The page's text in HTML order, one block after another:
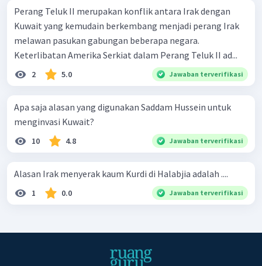
Perang Teluk II merupakan konflik antara Irak dengan
Kuwait yang kemudain berkembang menjadi perang Irak
melawan pasukan gabungan beberapa negara.
Keterlibatan Amerika Serkiat dalam Perang Teluk II ad...
2 5.0 Jawaban terverifikasi
Apa saja alasan yang digunakan Saddam Hussein untuk
menginvasi Kuwait?
10 4.8 Jawaban terverifikasi
Alasan Irak menyerak kaum Kurdi di Halabjia adalah ....
1 0.0 Jawaban terverifikasi